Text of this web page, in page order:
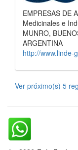
EMPRESAS DE
Medicinales e
MUNRO,
ARGENTINA
http://www.linde-
Ver próximo(s) 5